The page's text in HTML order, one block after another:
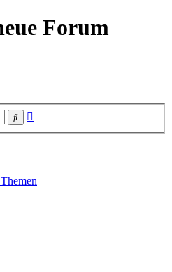
Forum
Suche